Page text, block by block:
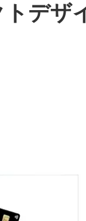
デザ